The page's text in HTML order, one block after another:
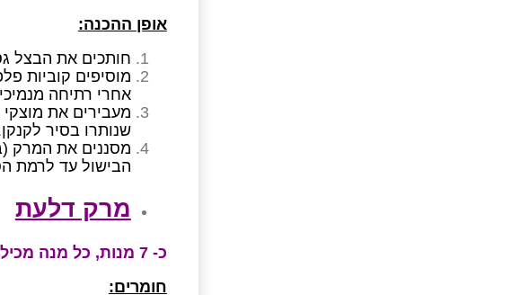
אופן ההכנה:
חותכים את הבצל
מוסיפים קוביות
אחרי רתיחה
מעבירים את
שנותרו בסיר
מסננים את המרק
הבישול עד לרמת
מרק דלעת
כ- 7 מנות, כל מנה מכילה – 1 מנת ירק
חומרים: